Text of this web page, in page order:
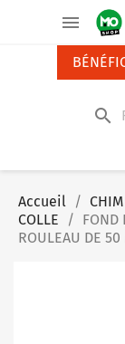

search
Accueil
COLLE
FOND
ROULEAU DE 50
Panneau de